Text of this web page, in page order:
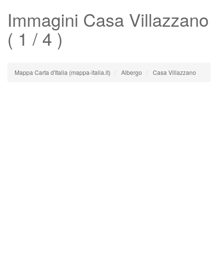
Immagini Casa Villazzano
( 1 / 4 )
Mappa Carta d'Italia (mappa-italia.it) Albergo Casa Villazzano